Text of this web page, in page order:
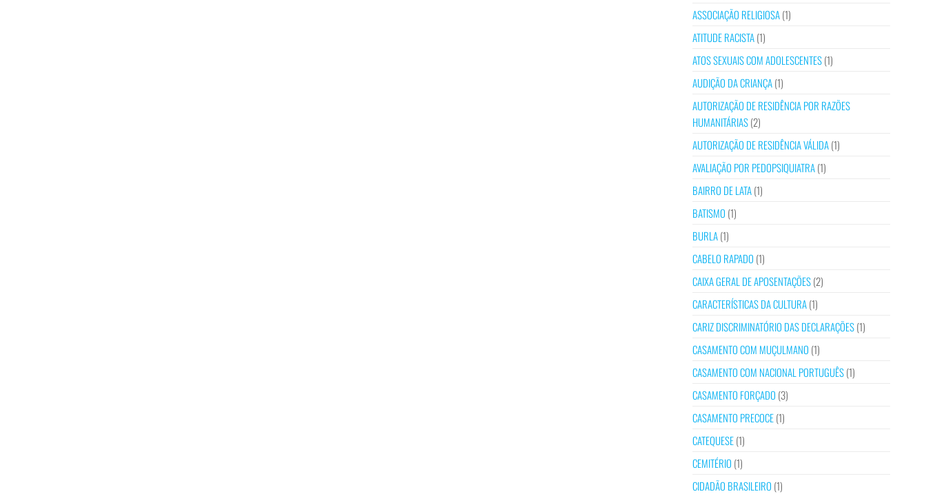
ASSOCIAÇÃO RELIGIOSA(1)
ATITUDE RACISTA(1)
ATOS SEXUAIS COM ADOLESCENTES(1)
AUDIÇÃO DA CRIANÇA(1)
AUTORIZAÇÃO DE RESIDÊNCIA POR RAZÕES
HUMANITÁRIAS(2)
AUTORIZAÇÃO DE RESIDÊNCIA VÁLIDA(1)
AVALIAÇÃO POR PEDOPSIQUIATRA(1)
BAIRRO DE LATA(1)
BATISMO (1)
BURLA(1)
CABELO RAPADO (1)
CAIXA GERAL DE APOSENTAÇÕES(2)
CARACTERÍSTICAS DA CULTURA(1)
CARIZ DISCRIMINATÓRIO DAS DECLARAÇÕES(1)
CASAMENTO COM MUÇULMANO (1)
CASAMENTO COM NACIONAL PORTUGUÊS(1)
CASAMENTO FORÇADO (3)
CASAMENTO PRECOCE(1)
CATEQUESE(1)
CEMITÉRIO (1)
CIDADÃO BRASILEIRO (1)